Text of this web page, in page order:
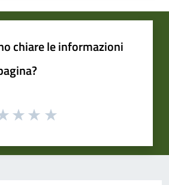
chiare le informazioni